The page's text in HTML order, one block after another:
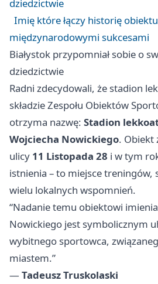
dziedzictwie
Imię które łączy historię
międzynarodowymi sukcesami
Białystok przypomniał sobie o
dziedzictwie
Radni zdecydowali, że stadion
składzie Zespołu Obiektów
otrzyma nazwę: Stadion
Wojciecha Nowickiego. Obiekt
ulicy 11 Listopada 28 i w tym
istnienia – to miejsce treningów,
wielu lokalnych wspomnień.
“Nadanie temu obiektowi
Nowickiego jest symbolicznym
wybitnego sportowca,
miastem.”
— Tadeusz Truskolaski